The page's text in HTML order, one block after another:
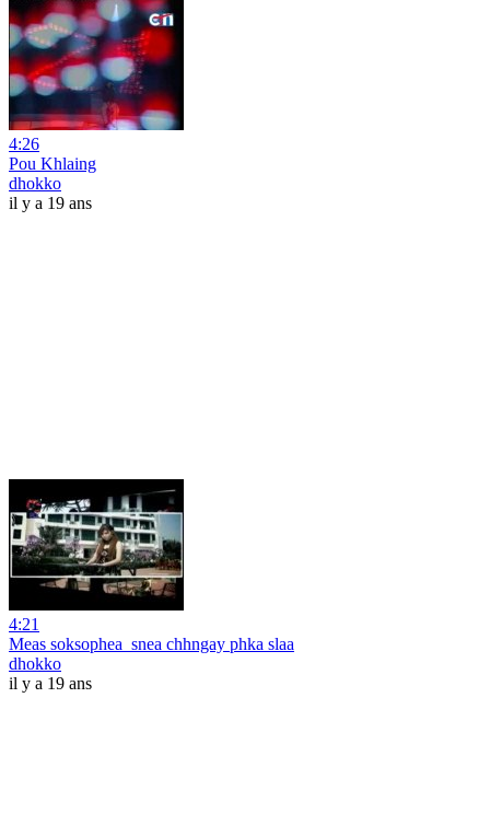
4:26
Pou Khlaing
dhokko
il y a 19 ans
4:21
Meas soksophea_snea chhngay phka slaa
dhokko
il y a 19 ans